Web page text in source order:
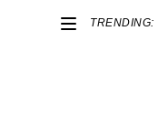
TRENDING: